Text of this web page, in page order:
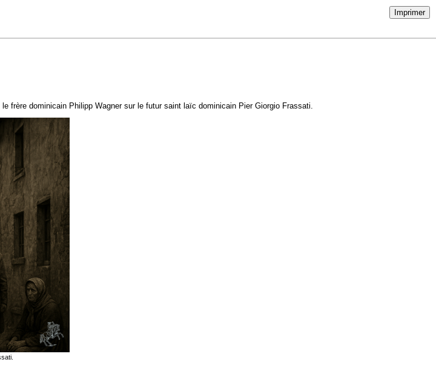
Imprimer
frère dominicain Philipp Wagner sur le futur saint laïc dominicain Pier Giorgio Frassati.